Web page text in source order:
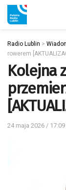
Radio Lublin >
rowerem
Kolejna
24 maja 2026 / 17:09